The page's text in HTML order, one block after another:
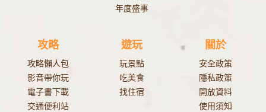
年度盛事
攻略
攻略懶人包
影音帶你玩
電子書下載
交通便利站
遊玩
玩景點
吃美食
找住宿
關於
安全政策
隱私政策
開放資料
使用須知